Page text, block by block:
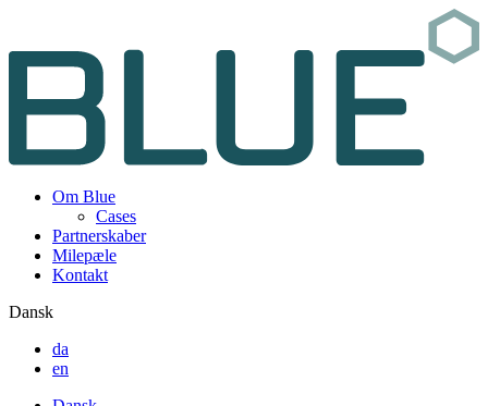
Om Blue
Cases
Partnerskaber
Milepæle
Kontakt
Dansk
da
en